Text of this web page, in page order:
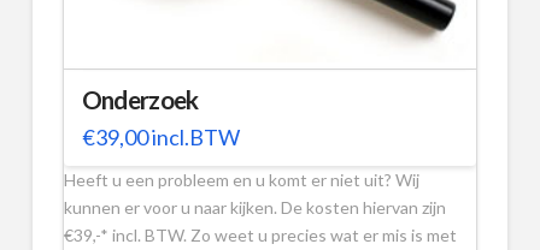
Onderzoek
€39,00incl.BTW
Heeft u een probleem en u komt er niet uit? Wij
kunnen er voor u naar kijken. De kosten hiervan zijn
€39,-* incl. BTW. Zo weet u precies wat er mis is met